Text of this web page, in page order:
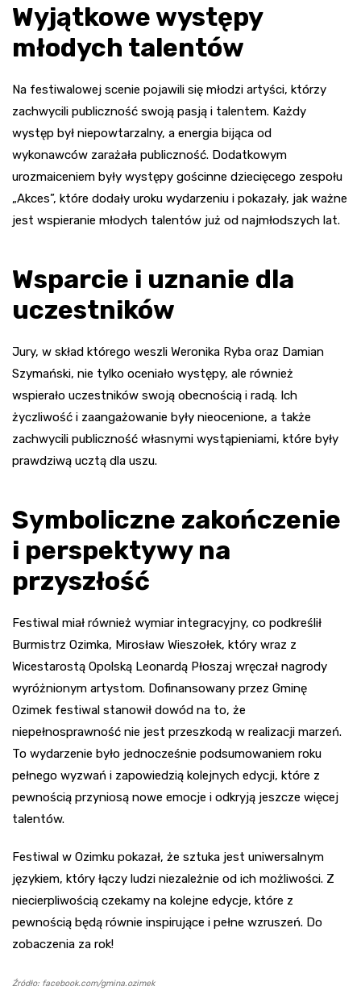
Wyjątkowe występy
młodych talentów
Na festiwalowej scenie pojawili się młodzi artyści, którzy
zachwycili publiczność swoją pasją i talentem. Każdy
występ był niepowtarzalny, a energia bijąca od
wykonawców zarażała publiczność. Dodatkowym
urozmaiceniem były występy gościnne dziecięcego zespołu
„Akces”, które dodały uroku wydarzeniu i pokazały, jak ważne
jest wspieranie młodych talentów już od najmłodszych lat.
Wsparcie i uznanie dla
uczestników
Jury, w skład którego weszli Weronika Ryba oraz Damian
Szymański, nie tylko oceniało występy, ale również
wspierało uczestników swoją obecnością i radą. Ich
życzliwość i zaangażowanie były nieocenione, a także
zachwycili publiczność własnymi wystąpieniami, które były
prawdziwą ucztą dla uszu.
Symboliczne zakończenie
i perspektywy na
przyszłość
Festiwal miał również wymiar integracyjny, co podkreślił
Burmistrz Ozimka, Mirosław Wieszołek, który wraz z
Wicestarostą Opolską Leonardą Płoszaj wręczał nagrody
wyróżnionym artystom. Dofinansowany przez Gminę
Ozimek festiwal stanowił dowód na to, że
niepełnosprawność nie jest przeszkodą w realizacji marzeń.
To wydarzenie było jednocześnie podsumowaniem roku
pełnego wyzwań i zapowiedzią kolejnych edycji, które z
pewnością przyniosą nowe emocje i odkryją jeszcze więcej
talentów.
Festiwal w Ozimku pokazał, że sztuka jest uniwersalnym
językiem, który łączy ludzi niezależnie od ich możliwości. Z
niecierpliwością czekamy na kolejne edycje, które z
pewnością będą równie inspirujące i pełne wzruszeń. Do
zobaczenia za rok!
Źródło: facebook.com/gmina.ozimek